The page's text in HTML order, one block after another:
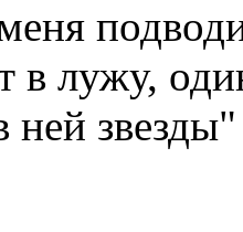
в лужу,
ней звезды"